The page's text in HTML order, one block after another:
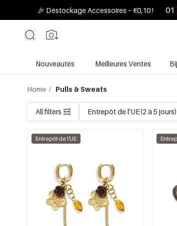
🎉 Déstockage Accessoires – €0,10 ! 01
Nouveautés Meilleures Ventes
Home / Pulls & Sweats
All filters Entrepôt de l'UE(2 à 5 jours)
Entrepôt de l'UE